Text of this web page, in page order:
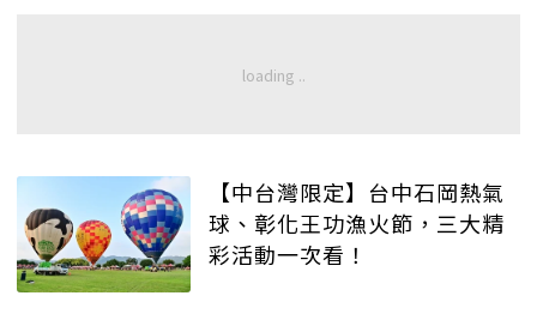
【中台灣限定】台中石岡熱氣
球、彰化王功漁火節，三大精
彩活動一次看！